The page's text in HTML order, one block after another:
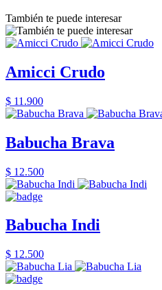
También te puede interesar
Amicci Crudo
$ 11.900
Babucha Brava
$ 12.500
Babucha Indi
$ 12.500